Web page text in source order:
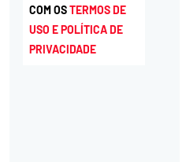
COM OSTERMOS DE
USO E POLÍTICA DE
PRIVACIDADE